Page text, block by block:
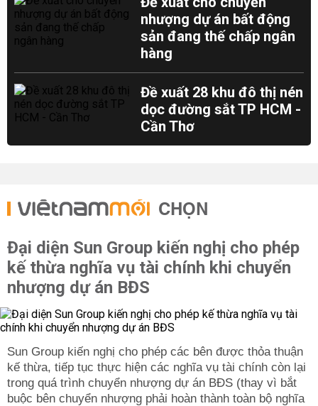
nhượng dự án bất động
sản đang thế chấp ngân
hàng
Đề xuất 28 khu đô thị nén
dọc đường sắt TP HCM -
Cần Thơ
CHỌN
Đại diện Sun Group kiến nghị cho phép
kế thừa nghĩa vụ tài chính khi chuyển
nhượng dự án BĐS
Sun Group kiến nghị cho phép các bên được thỏa thuận
kế thừa, tiếp tục thực hiện các nghĩa vụ tài chính còn lại
trong quá trình chuyển nhượng dự án BĐS (thay vì bắt
buộc bên chuyển nhượng phải hoàn thành toàn bộ nghĩa